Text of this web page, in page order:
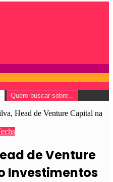
Quero buscar sobre...
Head de Venture Capital na
de Venture
Investimentos